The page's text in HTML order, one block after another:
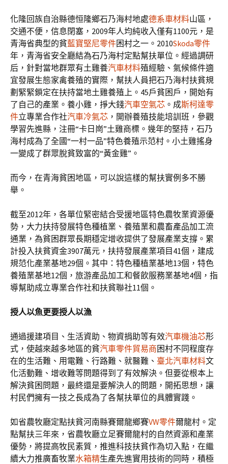
化隆回族自治縣德恒隆鄉石乃海村地處德系車材料山區，
交通不便，信息閉塞，2009年人均純收入僅有1100元，是
青海省典型的貧藍寶堅尼零件困村之一。2010Skoda零件
年，青海省安全廳結為石乃海村定點幫扶單位。經過調研
后，針對當地群眾有土雞養汽車材料殖經驗、氣候條件適
宜發展生態家禽養殖的實際，幫扶人員把石乃海村扶貧規
劃緊緊鎖定在扶持當地土雞養殖上。45戶貧困戶，開始有
了自己的產業。養小雞，掙大錢汽車空氣芯 。成斯柯達零
件立專業合作社汽車冷氣芯 ，開辦養殖技能培訓班，參觀
學習先進縣，注冊“卡日崗”土雞商標。幾年的堅持，石乃
海村成為了全國“一村一品”特色養殖示范村。小土雞搖身
一變成了群眾脫貧致富的“黃金雞”。
而今，在青海貧困地區，可以說這樣的幫扶實例多不勝
舉。
截至2012年，各單位緊密結合受援地區特色農牧業資源優
勢，大力扶持發展特色種植業、養殖業和農畜產品加工流
通業，為貧困群眾長期穩定增收提供了發展產業支撐。累
計投入扶貧資金3907萬元，扶持發展產業項目41個，建成
規范化產業基地29個。其中：特色種植業基地13個，特色
養殖業基地12個，旅游產品加工和餐飲服務業基地4個，指
導幫助成立專業合作社和扶貧聯社11個。
授人以魚更要授人以漁
通過援建項目、生活資助、物資捐助等有效汽車機油芯形
式，使越來越多地區的貧汽車零件貿易商困村不同程度存
在的生活難、用電難、行路難、就醫難、 臺北汽車材料文
化活動難、增收難等問題得到了有效解決。但要從根本上
解決貧困問題，最終還是要解決人的問題，開拓思想，讓
村民們擁有一技之長成為了各幫扶單位的具體實踐。
如省農牧廳定點扶貧河南縣賽爾龍鄉賽VW零件爾龍村。定
點幫扶三年來，省農牧廳立足賽爾龍村的自然資源和產業
優勢，將提高牧民素質，推進科技扶貧作為切入點，在繼
續大力推廣畜牧業水箱精生產先進實用技術的同時，積極